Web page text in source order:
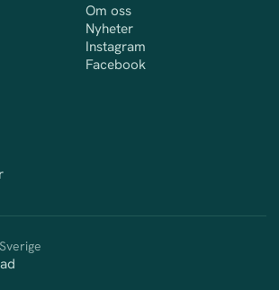
Om oss
Nyheterom viktminskning
Instagram
Facebook
för webbplatsen